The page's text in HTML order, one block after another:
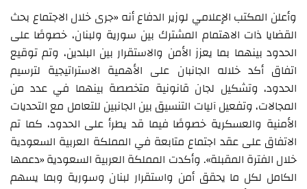
وأعلن المكتب الإعلامي لوزير الدفاع أنه «جرى خلال الاجتماع بحث
القضايا ذات الاهتمام المشترك بين سورية ولبنان، خصوصًا على
الحدود بينهما بما يعزز الأمن والاستقرار بين البلدين، وتم توقيع
اتفاق أكد خلاله الجانبان على الأهمية الاستراتيجية لترسيم
الحدود، وتشكيل لجان قانونية متخصصة بينهما في عدد من
المجالات، وتفعيل آليات التنسيق بين الجانبين للتعامل مع التحديات
الأمنية والعسكرية خصوصًا فيما قد يطرأ على الحدود، كما تم
الاتفاق على عقد اجتماع متابعة في المملكة العربية السعودية
خلال الفترة المقبلة». وأكدت المملكة العربية السعودية «دعمها
الكامل لكل ما يحقق أمن واستقرار لبنان وسورية وبما يسهم